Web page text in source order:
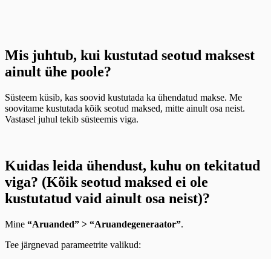
Mis juhtub, kui kustutad seotud maksest
ainult ühe poole?
Süsteem küsib, kas soovid kustutada ka ühendatud makse. Me
soovitame kustutada kõik seotud maksed, mitte ainult osa neist.
Vastasel juhul tekib süsteemis viga.
Kuidas leida ühendust, kuhu on tekitatud
viga? (Kõik seotud maksed ei ole
kustutatud vaid ainult osa neist)?
Mine “Aruanded” > “Aruandegeneraator”.
Tee järgnevad parameetrite valikud: